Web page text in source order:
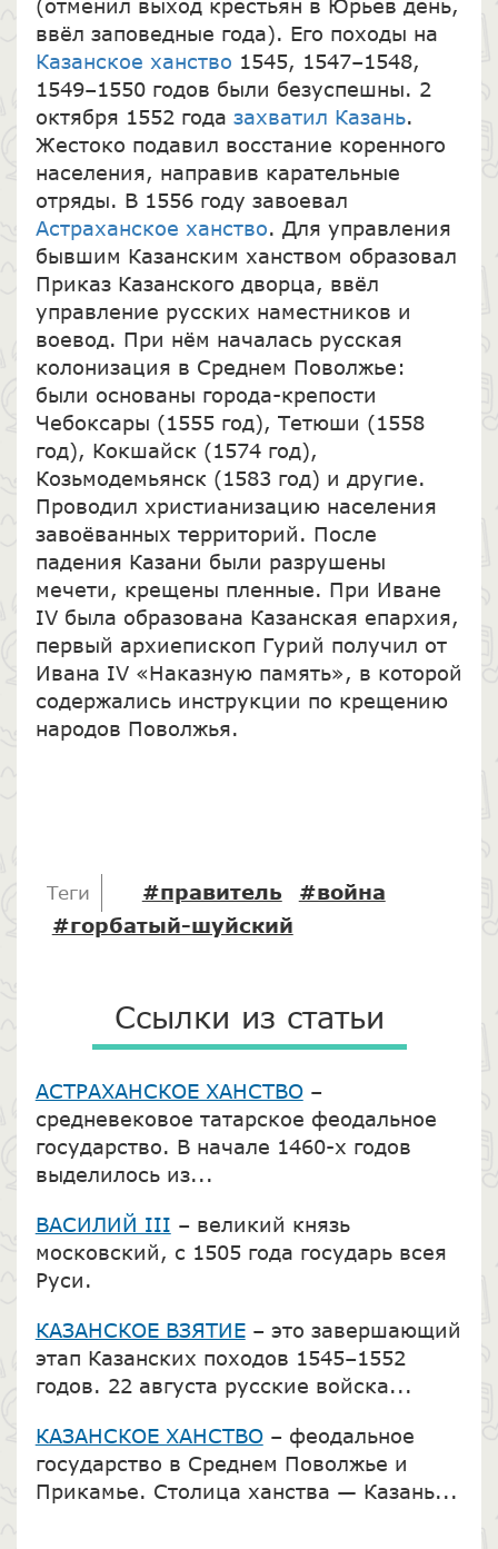
(отменил выход крестьян в Юрьев день,
ввёл заповедные года). Его походы на
Казанское ханство 1545, 1547–1548,
1549–1550 годов были безуспешны. 2
октября 1552 года захватил Казань.
Жестоко подавил восстание коренного
населения, направив карательные
отряды. В 1556 году завоевал
Астраханское ханство. Для управления
бывшим Казанским ханством образовал
Приказ Казанского дворца, ввёл
управление русских наместников и
воевод. При нём началась русская
колонизация в Среднем Поволжье:
были основаны города-крепости
Чебоксары (1555 год), Тетюши (1558
год), Кокшайск (1574 год),
Козьмодемьянск (1583 год) и другие.
Проводил христианизацию населения
завоёванных территорий. После
падения Казани были разрушены
мечети, крещены пленные. При Иване
IV была образована Казанская епархия,
первый архиепископ Гурий получил от
Ивана IV «Наказную память», в которой
содержались инструкции по крещению
народов Поволжья.
Теги #правитель
#война
#горбатый-шуйский
Ссылки из статьи
АСТРАХАНСКОЕ ХАНСТВО –
средневековое татарское феодальное
государство. В начале 1460-х годов
выделилось из...
ВАСИЛИЙ III – великий князь
московский, с 1505 года государь всея
Руси.
КАЗАНСКОЕ ВЗЯТИЕ – это завершающий
этап Казанских походов 1545–1552
годов. 22 августа русские войска...
КАЗАНСКОЕ ХАНСТВО – феодальное
государство в Среднем Поволжье и
Прикамье. Столица ханства — Казань...